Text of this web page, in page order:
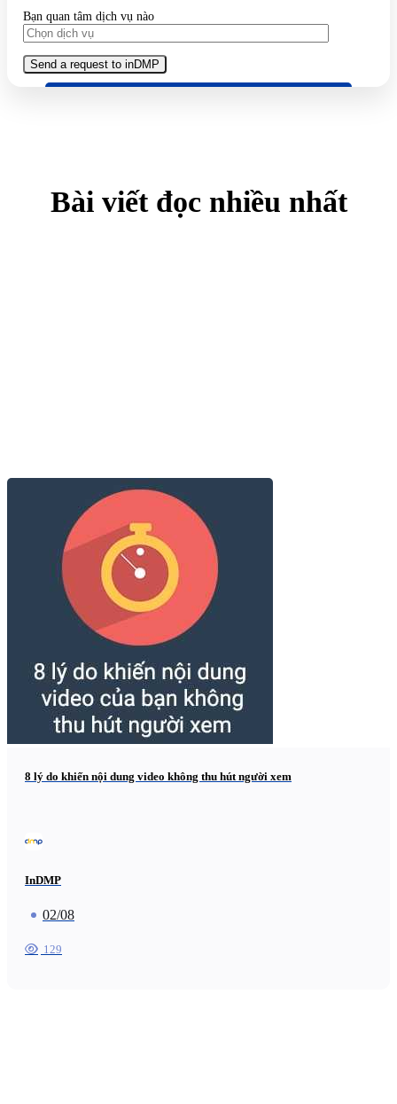
Bạn quan tâm dịch vụ nào
Bài viết đọc nhiều nhất
8 lý do khiến nội dung video không thu hút người xem
InDMP
02/08
129